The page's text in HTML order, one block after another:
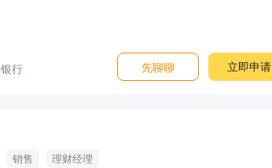
银行 先聊聊 立即申请
销售 理财经理